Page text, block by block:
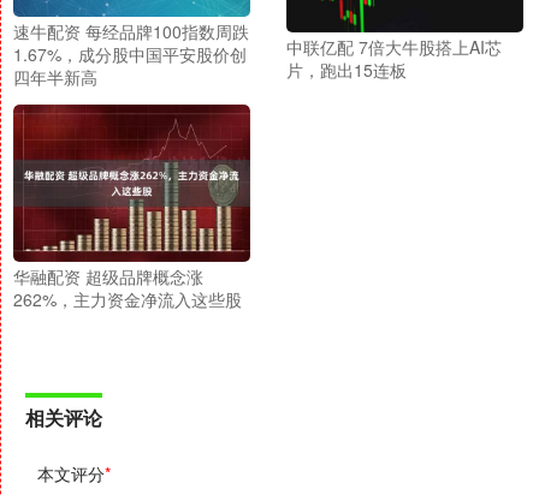
速牛配资 每经品牌100指数周跌
1.67%，成分股中国平安股价创
四年半新高
中联亿配 7倍大牛股搭上AI芯
片，跑出15连板
华融配资 超级品牌概念涨
262%，主力资金净流入这些股
相关评论
本文评分*